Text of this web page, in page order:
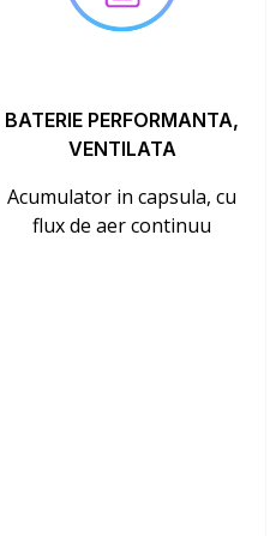
BATERIE PERFORMANTA,
VENTILATA
Acumulator in capsula, cu
flux de aer continuu